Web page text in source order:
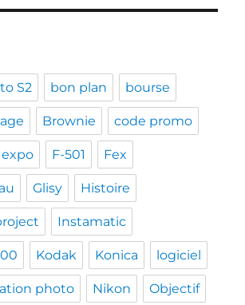
S2 bon plan bourse
Brownie code promo
expo F-501 Fex
Glisy Histoire
Instamatic
Kodak Konica logiciel
photo Nikon Objectif